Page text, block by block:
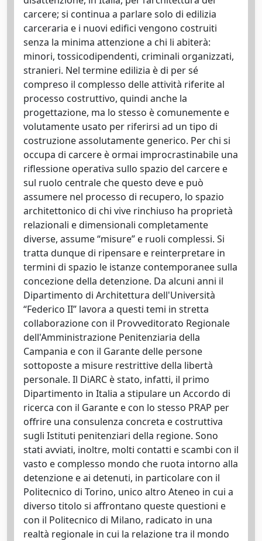
carcere; si continua a parlare solo di edilizia
carceraria e i nuovi edifici vengono costruiti
senza la minima attenzione a chi li abiterà:
minori, tossicodipendenti, criminali organizzati,
stranieri. Nel termine edilizia è di per sé
compreso il complesso delle attività riferite al
processo costruttivo, quindi anche la
progettazione, ma lo stesso è comunemente e
volutamente usato per riferirsi ad un tipo di
costruzione assolutamente generico. Per chi si
occupa di carcere è ormai improcrastinabile una
riflessione operativa sullo spazio del carcere e
sul ruolo centrale che questo deve e può
assumere nel processo di recupero, lo spazio
architettonico di chi vive rinchiuso ha proprietà
relazionali e dimensionali completamente
diverse, assume “misure” e ruoli complessi. Si
tratta dunque di ripensare e reinterpretare in
termini di spazio le istanze contemporanee sulla
concezione della detenzione. Da alcuni anni il
Dipartimento di Architettura dell'Università
“Federico II” lavora a questi temi in stretta
collaborazione con il Provveditorato Regionale
dell'Amministrazione Penitenziaria della
Campania e con il Garante delle persone
sottoposte a misure restrittive della libertà
personale. Il DiARC è stato, infatti, il primo
Dipartimento in Italia a stipulare un Accordo di
ricerca con il Garante e con lo stesso PRAP per
offrire una consulenza concreta e costruttiva
sugli Istituti penitenziari della regione. Sono
stati avviati, inoltre, molti contatti e scambi con il
vasto e complesso mondo che ruota intorno alla
detenzione e ai detenuti, in particolare con il
Politecnico di Torino, unico altro Ateneo in cui a
diverso titolo si affrontano queste questioni e
con il Politecnico di Milano, radicato in una
realtà regionale in cui la relazione tra il mondo